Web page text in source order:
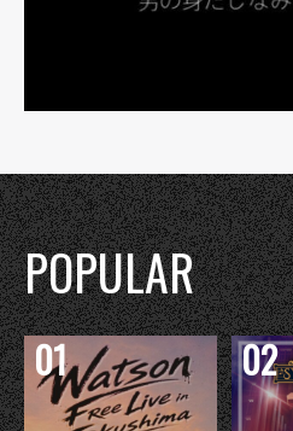
POPULAR